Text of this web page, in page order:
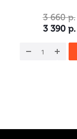
3 390р.
3 660р.